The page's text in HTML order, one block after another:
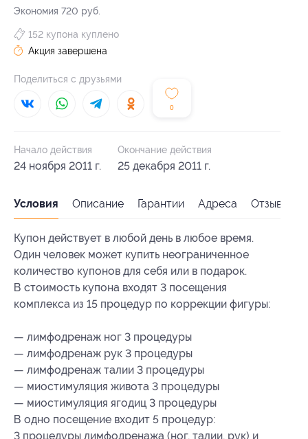
Экономия 720 руб.
0
152 купона куплено
Акция завершена
Поделиться с друзьями
Начало действия
24 ноября 2011 г.
Окончание действия
25 декабря 2011 г.
Условия Описание Гарантии Адреса Отзывы
Купон действует в любой день в любое время.
Один человек может купить неограниченное
количество купонов для себя или в подарок.
В стоимость купона входят 3 посещения
комплекса из 15 процедур по коррекции фигуры:
— лимфодренаж ног 3 процедуры
— лимфодренаж рук 3 процедуры
— лимфодренаж талии 3 процедуры
— миостимуляция живота 3 процедуры
— миостимуляция ягодиц 3 процедуры
В одно посещение входит 5 процедур:
3 процедуры лимфодренажа (ног, талии, рук) и